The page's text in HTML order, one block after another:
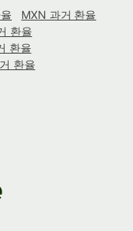
MXN 과거 환율
환율
환율
환율